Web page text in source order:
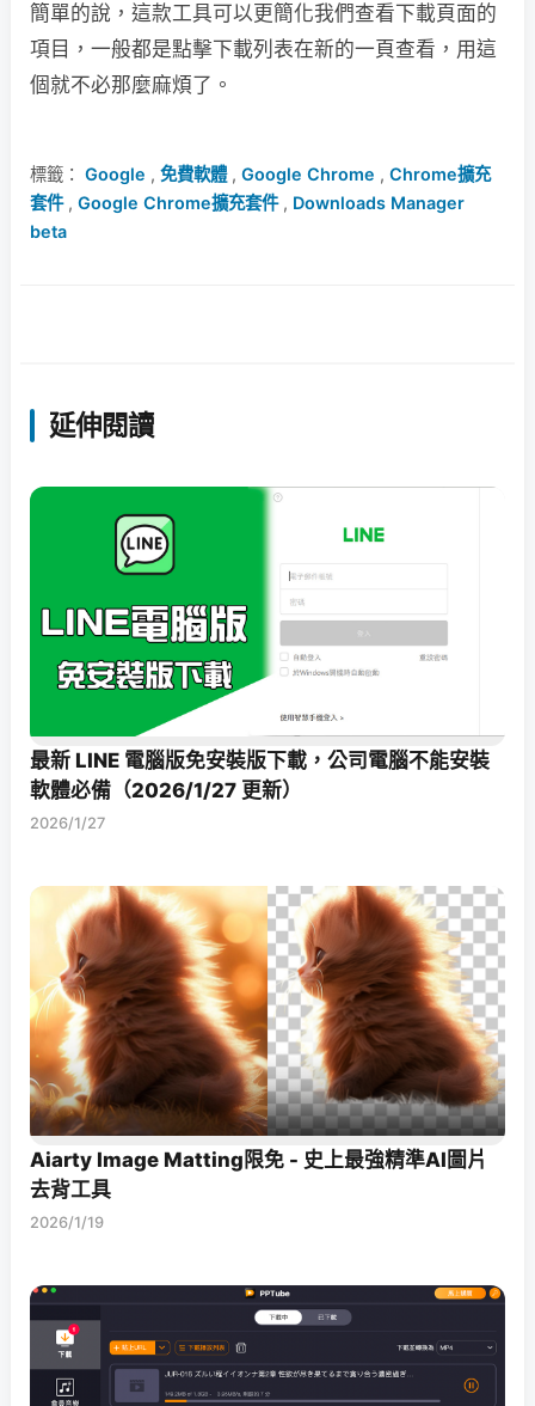
簡單的說，這款工具可以更簡化我們查看下載頁面的
項目，一般都是點擊下載列表在新的一頁查看，用這
個就不必那麼麻煩了。
標籤： Google , 免費軟體, Google Chrome , Chrome擴充
套件, Google Chrome擴充套件, Downloads Manager
beta
延伸閱讀
最新 LINE 電腦版免安裝版下載，公司電腦不能安裝
軟體必備（2026/1/27 更新）
2026/1/27
Aiarty Image Matting限免 - 史上最強精準AI圖片
去背工具
2026/1/19